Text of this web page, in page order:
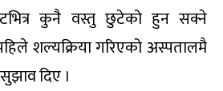
कुनै वस्तु छुटेको हुन सक्ने
शल्यक्रिया गरिएको अस्पतालमै
दिए ।